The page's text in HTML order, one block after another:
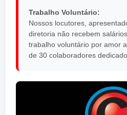
Trabalho Voluntário:
Nossos locutores,
diretoria não recebem
trabalho voluntário por amor
de 30 colaboradores